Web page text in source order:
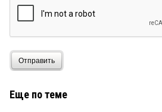
Отправить
Еще по теме